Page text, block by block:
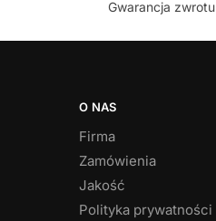
Gwarancja zwrotu
O NAS
Firma
Zamówienia
Jakość
Polityka prywatności